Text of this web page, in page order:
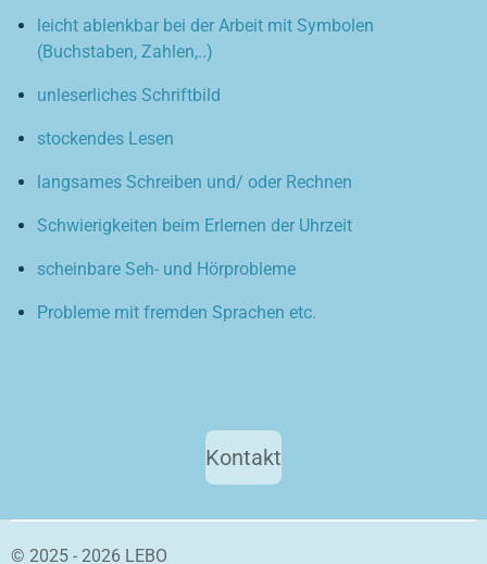
leicht ablenkbar bei der Arbeit mit Symbolen
(Buchstaben, Zahlen,..)
unleserliches Schriftbild
stockendes Lesen
langsames Schreiben und/ oder Rechnen
Schwierigkeiten beim Erlernen der Uhrzeit
scheinbare Seh- und Hörprobleme
Probleme mit fremden Sprachen etc.
Kontakt
© 2025 - 2026 LEBO